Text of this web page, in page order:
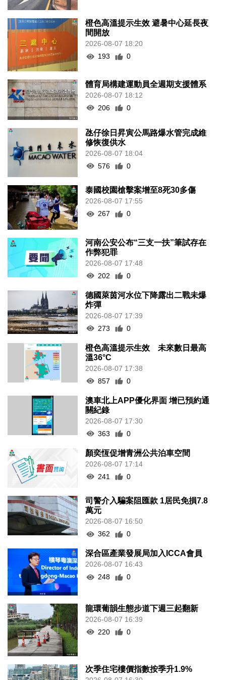
橙色高溫提示生效 避暑中心延長夜
間開放
2026-08-07 18:20
193
0
體育局構建運動員全週期支援體系
2026-08-07 18:12
206
0
氹仔徐日昇寅公馬路爆水管完成維
修恢復供水
2026-08-07 18:04
576
0
泰國校園槍擊案增至8死30多傷
2026-08-07 17:55
267
0
河南公安公布“三支一扶”筆試存在
作弊犯罪
2026-08-07 17:48
202
0
德國萊茵河水位下降露出二戰未爆
炸彈
2026-08-07 17:39
273
0
橙色高溫提示生效 未來數日最高
溫36°C
2026-08-07 17:38
857
0
澳車北上APP優化界面 增已預約通
關紀錄
2026-08-07 17:30
363
0
顏奕恆促增青洲公共泊車空間
2026-08-07 17:14
241
0
司警介入騙案阻匯款 1居民免損7.8
萬元
2026-08-07 16:50
362
0
深合區產業發展局加入ICCA會員
2026-08-07 16:43
248
0
龍環葡韻生態步道下週三起翻新
2026-08-07 16:39
220
0
次季住宅樓價指數按季升1.9%